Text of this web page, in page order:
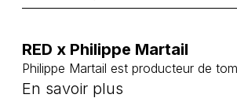
RED x Philippe Martail
Philippe Martail est producteur de
En savoir plus